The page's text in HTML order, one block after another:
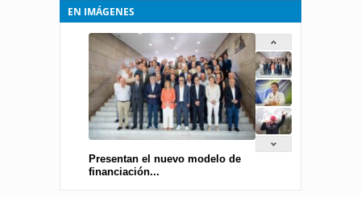
EN IMÁGENES
Presentan el nuevo modelo de
financiación...